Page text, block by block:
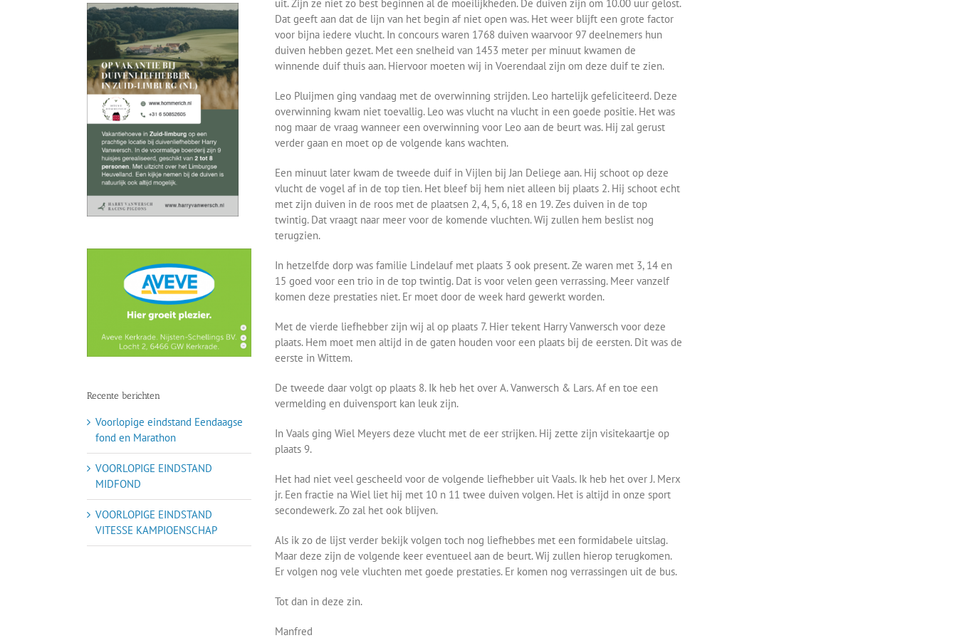
uit. Zijn ze niet zo best beginnen al de moeilijkheden. De duiven zijn om 10.00 uur gelost.
Dat geeft aan dat de lijn van het begin af niet open was. Het weer blijft een grote factor
voor bijna iedere vlucht. In concours waren 1768 duiven waarvoor 97 deelnemers hun
duiven hebben gezet. Met een snelheid van 1453 meter per minuut kwamen de
winnende duif thuis aan. Hiervoor moeten wij in Voerendaal zijn om deze duif te zien.
Leo Pluijmen ging vandaag met de overwinning strijden. Leo hartelijk gefeliciteerd. Deze
overwinning kwam niet toevallig. Leo was vlucht na vlucht in een goede positie. Het was
nog maar de vraag wanneer een overwinning voor Leo aan de beurt was. Hij zal gerust
verder gaan en moet op de volgende kans wachten.
Een minuut later kwam de tweede duif in Vijlen bij Jan Deliege aan. Hij schoot op deze
vlucht de vogel af in de top tien. Het bleef bij hem niet alleen bij plaats 2. Hij schoot echt
met zijn duiven in de roos met de plaatsen 2, 4, 5, 6, 18 en 19. Zes duiven in de top
twintig. Dat vraagt naar meer voor de komende vluchten. Wij zullen hem beslist nog
terugzien.
In hetzelfde dorp was familie Lindelauf met plaats 3 ook present. Ze waren met 3, 14 en
15 goed voor een trio in de top twintig. Dat is voor velen geen verrassing. Meer vanzelf
komen deze prestaties niet. Er moet door de week hard gewerkt worden.
Met de vierde liefhebber zijn wij al op plaats 7. Hier tekent Harry Vanwersch voor deze
plaats. Hem moet men altijd in de gaten houden voor een plaats bij de eersten. Dit was de
eerste in Wittem.
De tweede daar volgt op plaats 8. Ik heb het over A. Vanwersch & Lars. Af en toe een
vermelding en duivensport kan leuk zijn.
In Vaals ging Wiel Meyers deze vlucht met de eer strijken. Hij zette zijn visitekaartje op
plaats 9.
Het had niet veel gescheeld voor de volgende liefhebber uit Vaals. Ik heb het over J. Merx
jr. Een fractie na Wiel liet hij met 10 n 11 twee duiven volgen. Het is altijd in onze sport
secondewerk. Zo zal het ook blijven.
Als ik zo de lijst verder bekijk volgen toch nog liefhebbes met een formidabele uitslag.
Maar deze zijn de volgende keer eventueel aan de beurt. Wij zullen hierop terugkomen.
Er volgen nog vele vluchten met goede prestaties. Er komen nog verrassingen uit de bus.
Tot dan in deze zin.
Manfred
Recente berichten
Voorlopige eindstand Eendaagse
fond en Marathon
VOORLOPIGE EINDSTAND
MIDFOND
VOORLOPIGE EINDSTAND
VITESSE KAMPIOENSCHAP